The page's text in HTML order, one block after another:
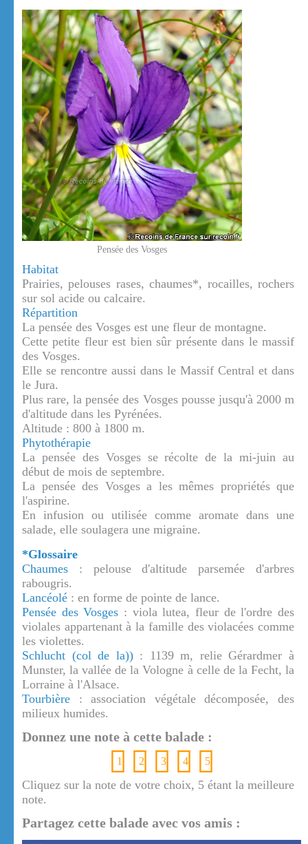
Pensée des Vosges
Habitat
Prairies, pelouses rases, chaumes*, rocailles, rochers
sur sol acide ou calcaire.
Répartition
La pensée des Vosges est une fleur de montagne.
Cette petite fleur est bien sûr présente dans le massif
des Vosges.
Elle se rencontre aussi dans le Massif Central et dans
le Jura.
Plus rare, la pensée des Vosges pousse jusqu'à 2000 m
d'altitude dans les Pyrénées.
Altitude : 800 à 1800 m.
Phytothérapie
La pensée des Vosges se récolte de la mi-juin au
début de mois de septembre.
La pensée des Vosges a les mêmes propriétés que
l'aspirine.
En infusion ou utilisée comme aromate dans une
salade, elle soulagera une migraine.
*Glossaire
Chaumes : pelouse d'altitude parsemée d'arbres
rabougris.
Lancéolé : en forme de pointe de lance.
Pensée des Vosges : viola lutea, fleur de l'ordre des
violales appartenant à la famille des violacées comme
les violettes.
Schlucht (col de la)): 1139 m, relie Gérardmer à
Munster, la vallée de la Vologne à celle de la Fecht, la
Lorraine à l'Alsace.
Tourbière : association végétale décomposée, des
milieux humides.
Donnez une note à cette balade :
1 2 3 4 5
Cliquez sur la note de votre choix, 5 étant la meilleure
note.
Partagez cette balade avec vos amis :